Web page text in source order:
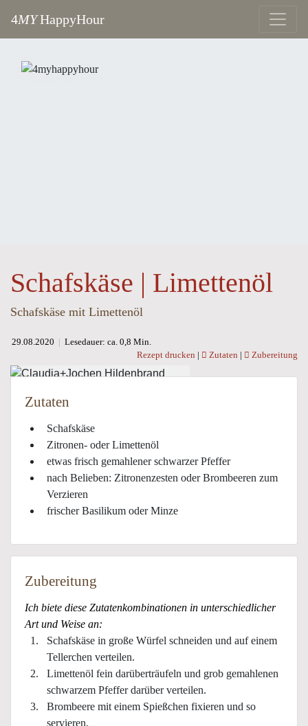
4MYHappyHour
Schafskäse | Limettenöl
Schafskäse mit Limettenöl
29.08.2020
Lesedauer: ca. 0,8 Min.
Rezept drucken
Zutaten Zubereitung
Zutaten
Schafskäse
Zitronen- oder Limettenöl
etwas frisch gemahlener schwarzer Pfeffer
nach Belieben: Zitronenzesten oder Brombeeren zum
Verzieren
frischer Basilikum oder Minze
Zubereitung
Ich biete diese Zutatenkombinationen in unterschiedlicher
Art und Weise an:
Schafskäse in große Würfel schneiden und auf einem
Tellerchen verteilen.
Limettenöl fein darüberträufeln und grob gemahlenen
schwarzem Pfeffer darüber verteilen.
Brombeere mit einem Spießchen fixieren und so
servieren.